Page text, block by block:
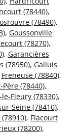
(78440),
(78490),
, Goussonville
(78270),
, Garancières
(78950), Galluis
Freneuse (78840),
(78440),
Fleury (78330),
Seine (78410),
, Flacourt
(78200),